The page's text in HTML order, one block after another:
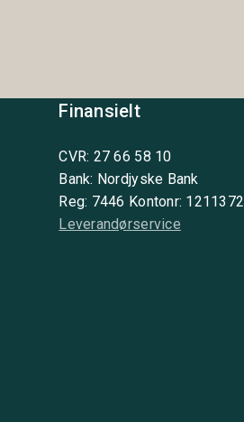
Finansielt
CVR: 27 66 58 10
Bank: Nordjyske Bank
Reg: 7446 Kontonr: 1211372
Leverandørservice